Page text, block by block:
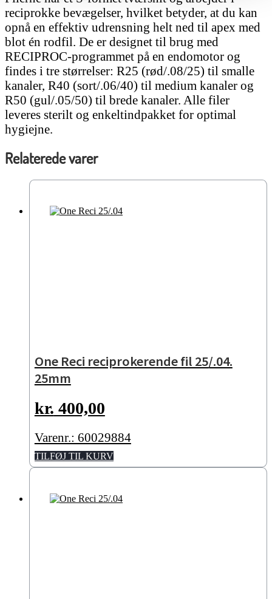
reciprokke bevægelser, hvilket betyder, at du kan
opnå en effektiv udrensning helt ned til apex med
blot én rodfil. De er designet til brug med
RECIPROC-programmet på en endomotor og
findes i tre størrelser: R25 (rød/.08/25) til smalle
kanaler, R40 (sort/.06/40) til medium kanaler og
R50 (gul/.05/50) til brede kanaler. Alle filer
leveres sterilt og enkeltindpakket for optimal
hygiejne.
Relaterede varer
One Reci reciprokerende fil 25/.04.
25mm
kr. 400,00
Varenr.: 60029884
TILFØJ TIL KURV